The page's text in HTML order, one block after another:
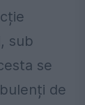
sub
se
de